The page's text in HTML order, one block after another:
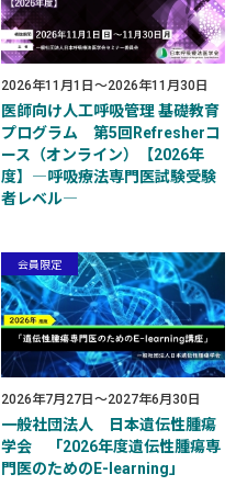
2026年11月1日～2026年11月30日
医師向け人工呼吸管理 基礎教育
プログラム 第5回Refresherコ
ース（オンライン）【2026年
度】―呼吸療法専門医試験受験
者レベル―
会員限定
2026年7月27日 ～2027年6月30日
一般社団法人 日本遺伝性腫瘍
学会 「2026年度遺伝性腫瘍専
門医のためのE-learning」